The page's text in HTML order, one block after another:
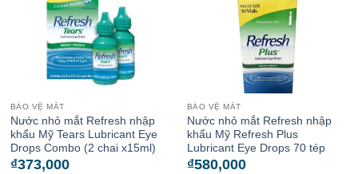
BẢO VỆ MẮT
Nước nhỏ mắt Refresh nhập
khẩu Mỹ Tears Lubricant Eye
Drops Combo (2 chai x15ml)
₫373,000
BẢO VỆ MẮT
Nước nhỏ mắt Refresh nhập
khẩu Mỹ Refresh Plus
Lubricant Eye Drops 70 tép
₫580,000